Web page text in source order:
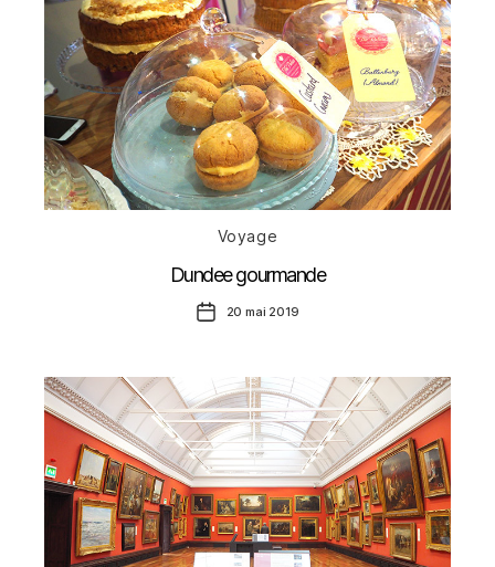
Catégories
Voyage
Dundee gourmande
Date20 mai 2019